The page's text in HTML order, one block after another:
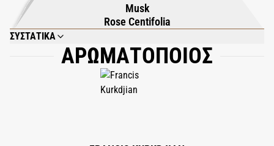
Musk
Rose Centifolia
ΣΥΣΤΑΤΙΚΑ
TETRAMETHYL ACETYLOCTAHYDRONAPHTHALENES, alpha-ISOMETHYL
IONONE, HYDROXYCITRONELLAL, GERANYL ACETATE, LINALYL ACETATE,
CITRONELLOL, ROSE KETONE-4, EUGENOL, GERANIOL, LINALOOL.
ΑΡΩΜΑΤΟΠΟΙΟΣ